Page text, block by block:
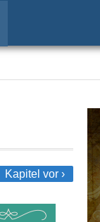
Kapitel vor ›